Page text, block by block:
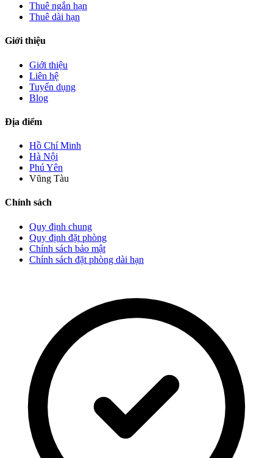
Thuê ngắn hạn
Thuê dài hạn
Giới thiệu
Giới thiệu
Liên hệ
Tuyển dụng
Blog
Địa điểm
Hồ Chí Minh
Hà Nội
Phú Yên
Vũng Tàu
Chính sách
Quy định chung
Quy định đặt phòng
Chính sách bảo mật
Chính sách đặt phòng dài hạn